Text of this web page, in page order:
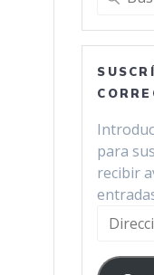
para
recibir
Dirección
correo